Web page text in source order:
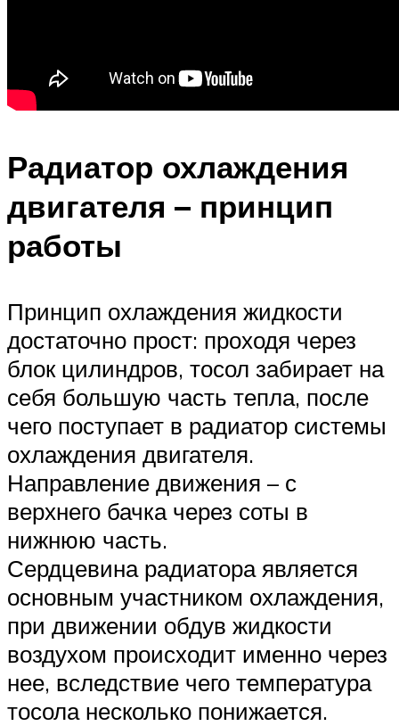
Радиатор охлаждения
двигателя – принцип
работы
Принцип охлаждения жидкости
достаточно прост: проходя через
блок цилиндров, тосол забирает на
себя большую часть тепла, после
чего поступает в радиатор системы
охлаждения двигателя.
Направление движения – с
верхнего бачка через соты в
нижнюю часть.
Сердцевина радиатора является
основным участником охлаждения,
при движении обдув жидкости
воздухом происходит именно через
нее, вследствие чего температура
тосола несколько понижается.